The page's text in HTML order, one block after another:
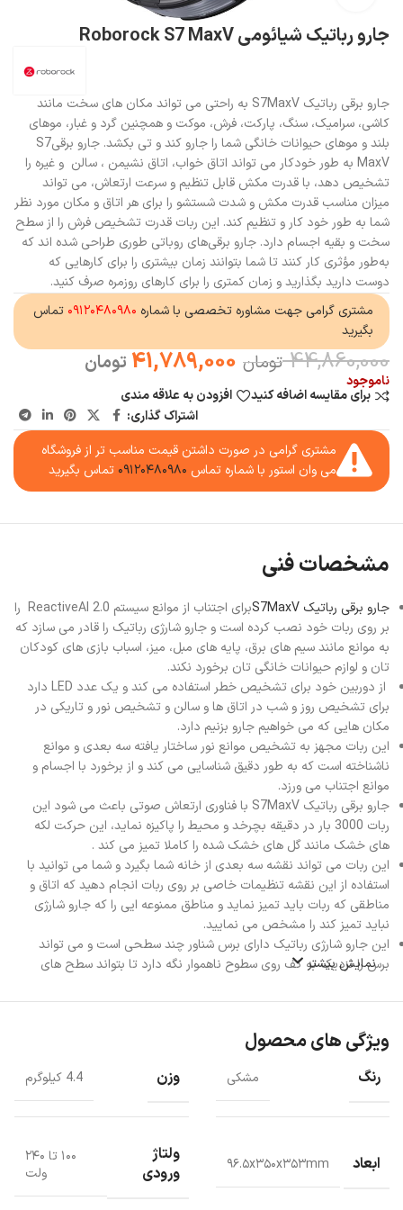
جارو رباتیک شیائومی Roborock S7 MaxV
جارو برقی رباتیک S7MaxV به راحتی می تواند مکان های سخت مانند
کاشی، سرامیک، سنگ، پارکت، فرش، موکت و همچنین گرد و غبار، موهای
بلند و موهای حیوانات خانگی شما را جارو کند و تی بکشد. جارو برقیS7
MaxV به طور خودکار می تواند اتاق خواب، اتاق نشیمن ، سالن و غیره را
تشخیص دهد، با قدرت مکش قابل تنظیم و سرعت ارتعاش، می تواند
میزان مناسب قدرت مکش و شدت شستشو را برای هر اتاق و مکان مورد نظر
شما به طور خود کار و تنظیم کند. این ربات قدرت تشخیص فرش را از سطح
سخت و بقیه اجسام دارد. جارو برقی‌های روباتی طوری طراحی شده اند که
به‌طور مؤثری کار کنند تا شما بتوانند زمان بیشتری را برای کارهایی که
دوست دارید بگذارید و زمان کمتری را برای کارهای روزمره صرف کنید.
مشتری گرامی جهت مشاوره تخصصی با شماره ۰۹۱۲۰۴۸۰۹۸۰ تماس
بگیرید
44,860,000 تومان 41,789,000 تومان
ناموجود
برای مقایسه اضافه کنید
افزودن به علاقه مندی
اشتراک گذاری:
مشتری گرامی در صورت داشتن قیمت مناسب تر از فروشگاه
می وان استور با شماره تماس ۰۹۱۲۰۴۸۰۹۸۰ تماس بگیرید
مشخصات فنی
جارو برقی رباتیک S7MaxV
برای اجتناب از موانع سیستم ReactiveAI 2.0 را
بر روی ربات خود نصب کرده است و جارو شارژی رباتیک را قادر می سازد که
به موانع مانند سیم های برق، پایه های مبل، میز، اسباب بازی های کودکان
تان و لوازم حیوانات خانگی تان برخورد نکند.
از دوربین خود برای تشخیص خطر استفاده می کند و یک عدد LED دارد
برای تشخیص روز و شب در اتاق ها و سالن و تشخیص نور و تاریکی در
مکان هایی که می خواهیم جارو بزنیم دارد.
این ربات مجهز به تشخیص موانع نور ساختار یافته سه بعدی و موانع
ناشناخته است که به طور دقیق شناسایی می کند و از برخورد با اجسام و
موانع اجتناب می ورزد.
جارو برقی رباتیک S7MaxV با فناوری ارتعاش صوتی باعث می شود این
ربات 3000 بار در دقیقه بچرخد و محیط را پاکیزه نماید، این حرکت لکه
های خشک مانند گل های خشک شده را کاملا تمیز می کند .
این ربات می تواند نقشه سه بعدی از خانه شما بگیرد و شما می توانید با
استفاده از این نقشه تنظیمات خاصی بر روی ربات انجام دهید که اتاق و
مناطقی که ربات باید تمیز نماید و مناطق ممنوعه ایی را که جارو شارژی
نباید تمیز کند را مشخص می نمایید.
این جارو شارژی رباتیک دارای برس شناور چند سطحی است و می تواند
برس را نزدیک به کف روی سطوح ناهموار نگه دارد تا بتواند سطح های
این ربات دارای دکمه فشاری بر روی جارو برقی است و همچنین دارای کنترل
تنظیم مجدد دسترسی می باشد.
نمایش بیشتر
ویژگی های محصول
رنگ مشکی وزن 4.4 کیلوگرم
ابعاد ۹۶.۵x۳۵۰x۳۵۳mm
ولتاژ
ورودی
۱۰۰ تا ۲۴۰
ولت